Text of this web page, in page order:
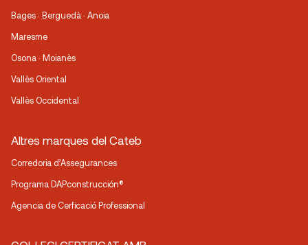
Bages · Berguedà · Anoia
Maresme
Osona · Moianès
Vallès Oriental
Vallès Occidental
Altres marques del Cateb
Corredoria d’Assegurances
Programa DAPconstrucción®
Agencia de Cerficació Professional